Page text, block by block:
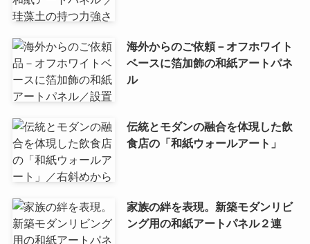
海外からのご依頼－オフホワイト
ベースに箔加飾の和紙アートパネ
ル
伝統とモダンの融合を体現した飲
食店の「和紙ウォールアート」
家族の絆を表現。新築モダンリビ
ング用の和紙アートパネル２連